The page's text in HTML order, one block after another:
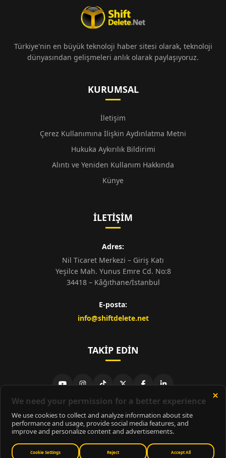
Türkiye'nin en büyük teknoloji haber sitesi olarak, teknoloji
dünyasından gelişmeleri anlık olarak paylaşıyoruz.
KURUMSAL
İletişim
Çerez Kullanımına İlişkin Aydınlatma Metni
Hukuka Aykırılık Bildirimi
Alıntı ve Yeniden Kullanım Hakkında
Künye
İLETIŞIM
Adres:
Nil Ticaret Merkezi – Giriş Katı
Yeşilce Mah. Yunus Emre Cd. No:8
34418 – Kâğıthane/İstanbul
E-posta:
info@shiftdelete.net
TAKIP EDIN
© 2026ShiftDelete.Net- Tüm hakları saklıdır.
ShiftDelete.Net, İnternet Medyası ve Bilişim Muhabirleri Derneği